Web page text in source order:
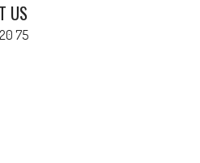
US
75